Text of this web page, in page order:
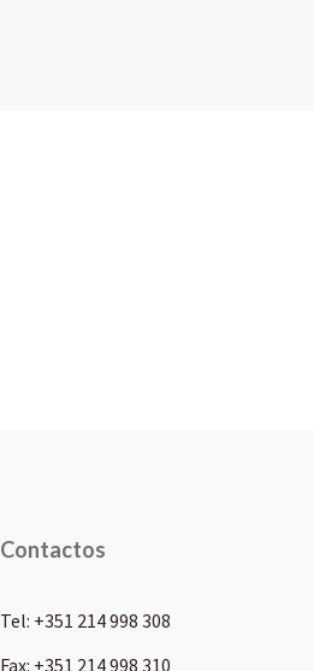
Contactos
Tel: +351 214 998 308
Fax: +351 214 998 310